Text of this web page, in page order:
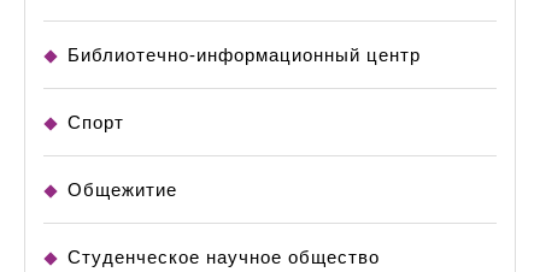
Библиотечно-информационный центр
Спорт
Общежитие
Студенческое научное общество